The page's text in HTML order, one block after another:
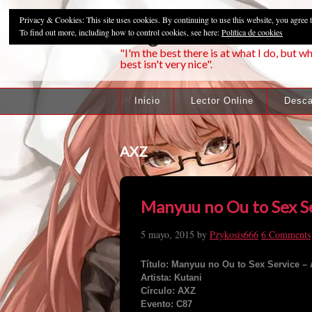
"I'm the best there is at what I do, but
best isn't very nice".
Inicio Lector Online
AXZ
Manyuu no Ou to Sex
5 mayo, 2015 by Pzykosis666 6 Comments
Título: Manyuu no Ou to Sex Service –
Artista: Kutani
Círculo: AXZ
Evento: C87
Privacy & Cookies: This site uses cookies. By continuing to use this website, you agree
To find out more, including how to control cookies, see here:Política de cookies